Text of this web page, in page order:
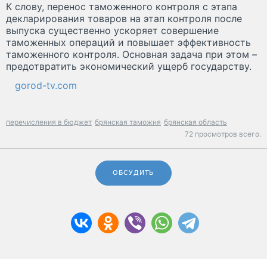
К слову, перенос таможенного контроля с этапа
декларирования товаров на этап контроля после
выпуска существенно ускоряет совершение
таможенных операций и повышает эффективность
таможенного контроля. Основная задача при этом –
предотвратить экономический ущерб государству.
gorod-tv.com
перечисления в бюджет брянская таможня брянская область
72 просмотров всего.
ОБСУДИТЬ